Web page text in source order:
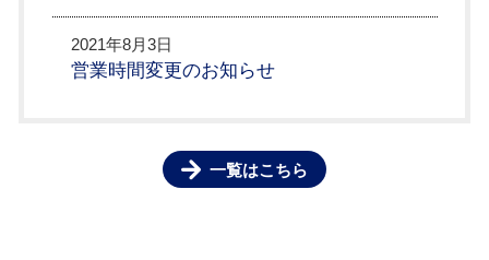
2021年8月3日
営業時間変更のお知らせ
一覧はこちら